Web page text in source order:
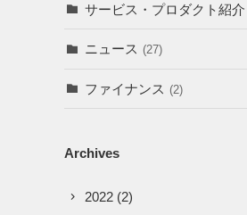
サービス・プロダクト紹介
ニュース (27)
ファイナンス (2)
Archives
2022(2)